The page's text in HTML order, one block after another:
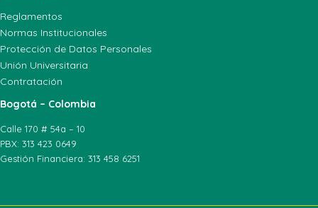
Reglamentos
Normas Institucionales
Protección de Datos Personales
Unión Universitaria
Contratación
Bogotá – Colombia
Calle 170 # 54a – 10
PBX: 313 423 0649
Gestión Financiera: 313 458 6251